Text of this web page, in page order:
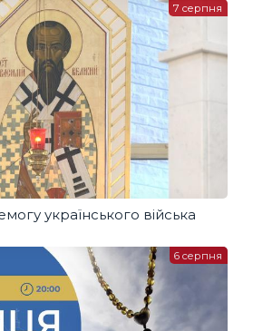
українського війська
7 серпня
6 серпня